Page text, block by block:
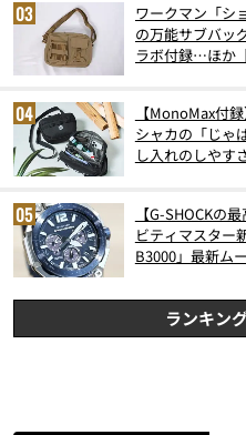
ワークマン「シ
の万能サブバッ
ラボ付録…ほか
【MonoMax付
シャカの「じゃ
し入れのしやす
【G-SHOCKの
ビティマスター
B3000」最新ム
ランキン